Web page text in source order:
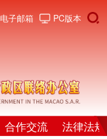
PC版本
电子邮箱
合作交流 法律法规